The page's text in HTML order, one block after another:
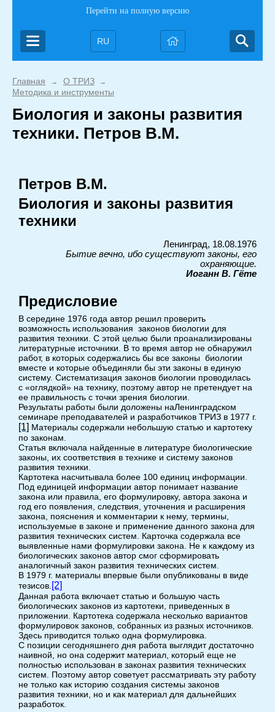
Перейти на полную версию
RU
Главная → О ТРИЗ →
Методика и инструменты
Биология и законы развития
техники. Петров В.М.
Петров В.М.
Биология и законы развития
техники
Ленинград, 18.08.1976
Бытие вечно, ибо существуют законы, его
охраняющие.
Иоганн В. Гёте
Предисловие
В середине 1976 года автор решил проверить
возможность использования законов биологии для
развития техники. С этой целью были проанализированы
литературные источники. В то время автор не обнаружил
работ, в которых содержались бы все законы биологии
вместе и которые объединяли бы эти законы в единую
систему. Систематизация законов биологии проводилась
с «оглядкой» на технику, поэтому автор не претендует на
ее правильность с точки зрения биологии.
Результаты работы были доложены наЛенинградском
семинаре преподавателей и разработчиков ТРИЗ в 1977 г.
[1] Материалы содержали небольшую статью и картотеку
по законам.
Статья включала найденные в литературе биологические
законы, их соответствия в технике и систему законов
развития техники.
Картотека насчитывала более 100 единиц информации.
Под единицей информации автор понимает название
закона или правила, его формулировку, автора закона и
год его появления, следствия, уточнения и расширения
закона, пояснения и комментарии к нему, термины,
используемые в законе и применение данного закона для
развития технических систем. Карточка содержала все
выявленные нами формулировки закона. Не к каждому из
биологических законов автор смог сформировать
аналогичный закон развития технических систем.
В 1979 г. материалы впервые были опубликованы в виде
тезисов. [2]
Данная работа включает статью и большую часть
биологических законов из картотеки, приведенных в
приложении. Картотека содержала несколько вариантов
формулировок законов, собранных из разных источников.
Здесь приводится только одна формулировка.
С позиции сегодняшнего дня работа выглядит достаточно
наивной, но она содержит материал, который еще не
полностью использован в законах развития технических
систем. Поэтому автор советует рассматривать эту работу
не только как историю создания системы законов
развития техники, но и как материал для дальнейших
разработок.